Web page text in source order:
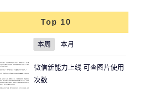
Top 10
本周 本月
微信新能力上线 可查图片使用
次数